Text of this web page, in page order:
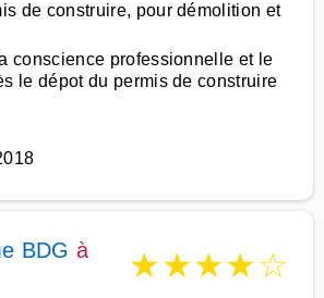
de construire, pour démolition et
conscience professionnelle et le
le dépot du permis de construire
BDG à
★★★★☆